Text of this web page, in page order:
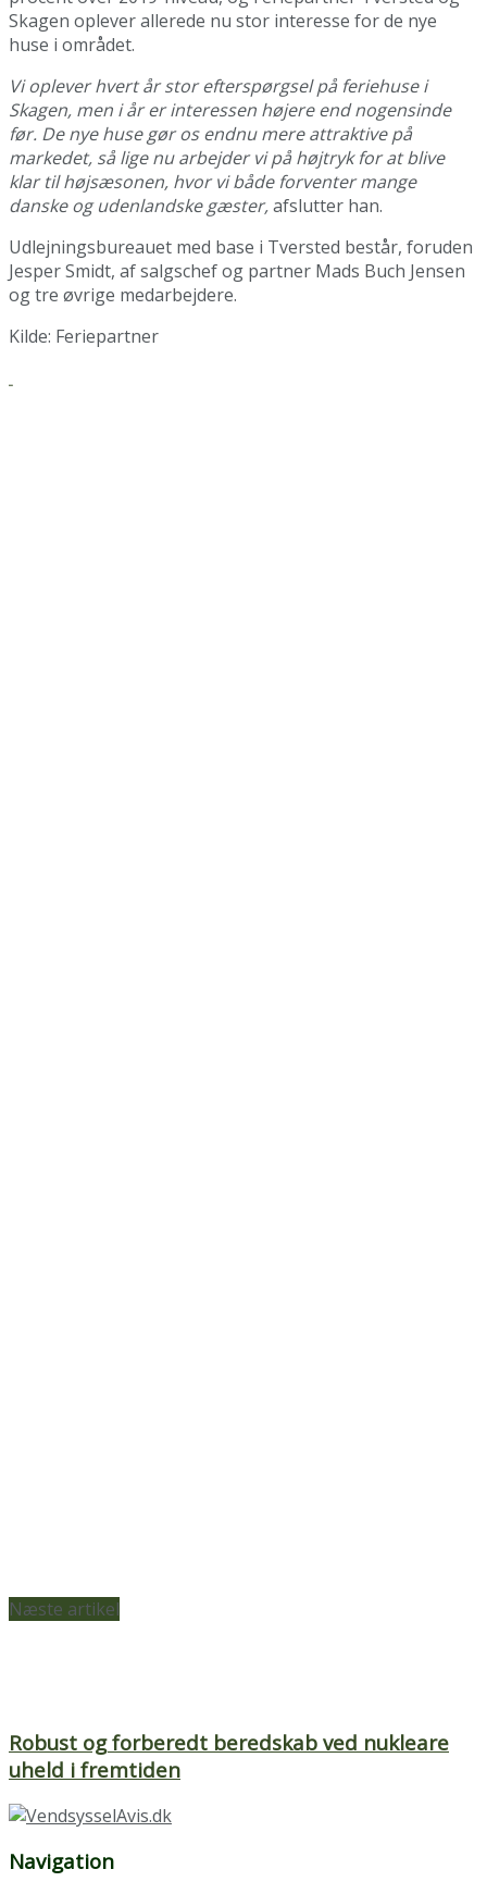
Skagen oplever allerede nu stor interesse for de nye
huse i området.
Vi oplever hvert år stor efterspørgsel på feriehuse i
Skagen, men i år er interessen højere end nogensinde
før. De nye huse gør os endnu mere attraktive på
markedet, så lige nu arbejder vi på højtryk for at blive
klar til højsæsonen, hvor vi både forventer mange
danske og udenlandske gæster,afslutter han.
Udlejningsbureauet med base i Tversted består, foruden
Jesper Smidt, af salgschef og partner Mads Buch Jensen
og tre øvrige medarbejdere.
Kilde: Feriepartner
Næste artikel
Robust og forberedt beredskab ved nukleare
uheld i fremtiden
Navigation